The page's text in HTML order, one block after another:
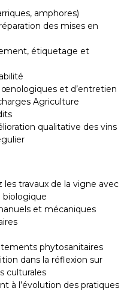
amphores)
des mises en
étiquetage et
et d’entretien
Agriculture
qualitative des vins
travaux de la vigne avec
biologique
et mécaniques
phytosanitaires
dans la réflexion sur
culturales
à l’évolution des pratiques